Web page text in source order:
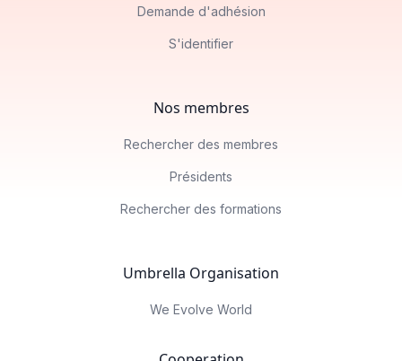
Demande d'adhésion
S'identifier
Nos membres
Rechercher des membres
Présidents
Rechercher des formations
Umbrella Organisation
We Evolve World